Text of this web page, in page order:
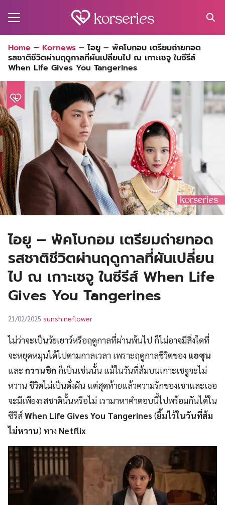
for:
Home – Kornews –ไอยู – พัคโบกอม เตรียมถ่ายทอด
รสชาติชีวิตผ่านฤดูกาลที่ผันเปลี่ยนไป ณ เกาะเชจู ในซีรีส์
When Life Gives You Tangerines
ไอยู – พัคโบกอม เตรียมถ่ายทอด
รสชาติชีวิตผ่านฤดูกาลที่ผันเปลี่ยน
ไป ณ เกาะเชจู ในซีรีส์ When Life
Gives You Tangerines
21/02/2025 sunshineflower
ไม่ว่าจะเป็นวัยเยาว์หรือฤดูกาลที่ผ่านพ้นไป ก็ไม่อาจมีสิ่งใดที่
จะหยุดหมุนได้ไปตามกาลเวลา เพราะฤดูกาลชีวิตของ แอซุน
และ กวานชิก ก็เป็นเช่นนั้น แม้ในวันที่ส้มบนเกาะเชจูจะไม่
หวาน ชีวิตไม่เป็นดั่งฝัน แต่สุดท้ายแล้วความรักของเขาและเธอ
จะมีเพียงรสชาตินั้นหรือไม่ เรามาหาคำตอบนี้ไปพร้อมกันได้ใน
ซีรีส์When Life Gives You Tangerines(ยิ้มไว้ในวันที่ส้ม
ไม่หวาน) ทาง Netflix